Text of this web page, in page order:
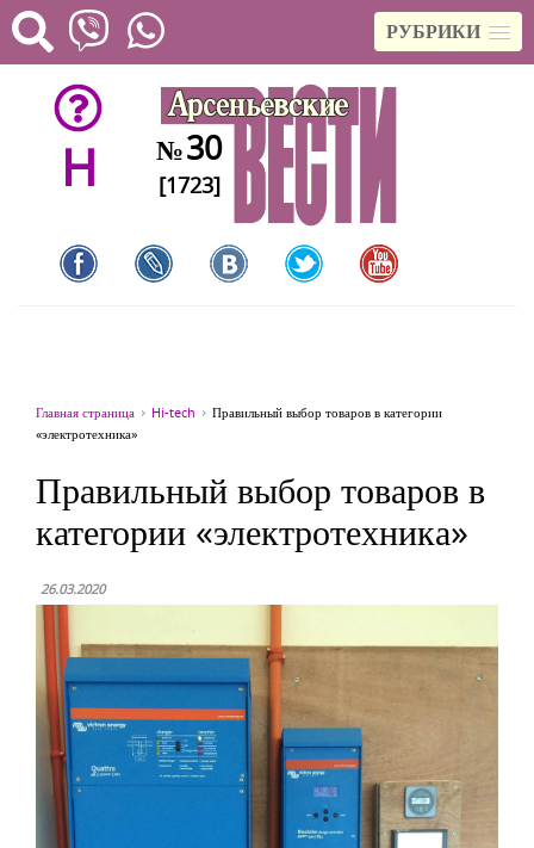
РУБРИКИ
H №30
[1723]
Главная страница Hi-tech
Правильный выбор товаров в категории
«электротехника»
Правильный выбор товаров в
категории «электротехника»
26.03.2020